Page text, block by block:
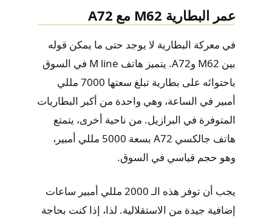
عمر البطارية M62 مع A72
في معركة البطارية لا يوجد حتى ما يمكن قوله
بين M62 وA72. يتميز هاتف M line في السوق
باحتوائه على بطارية تبلغ سعتها 7000 مللي
أمبير في الساعة، وهي واحدة من أكبر البطاريات
المتوفرة في البرازيل. من ناحية أخرى، يتمتع
هاتف جالكسي A72 بسعة 5000 مللي أمبير،
وهو حجم قياسي في السوق.
يجب أن توفر هذه الـ 2000 مللي أمبير ساعات
إضافية جيدة من الاستقلالية. لذا، إذا كنت بحاجة